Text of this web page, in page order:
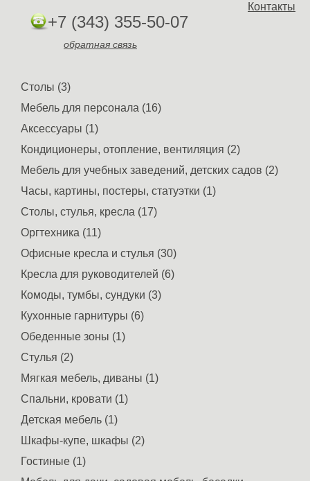
Контакты
+7 (343) 355-50-07
обратная связь
Столы (3)
Мебель для персонала (16)
Аксессуары (1)
Кондиционеры, отопление, вентиляция (2)
Мебель для учебных заведений, детских садов (2)
Часы, картины, постеры, статуэтки (1)
Столы, стулья, кресла (17)
Оргтехника (11)
Офисные кресла и стулья (30)
Кресла для руководителей (6)
Комоды, тумбы, сундуки (3)
Кухонные гарнитуры (6)
Обеденные зоны (1)
Стулья (2)
Мягкая мебель, диваны (1)
Спальни, кровати (1)
Детская мебель (1)
Шкафы-купе, шкафы (2)
Гостиные (1)